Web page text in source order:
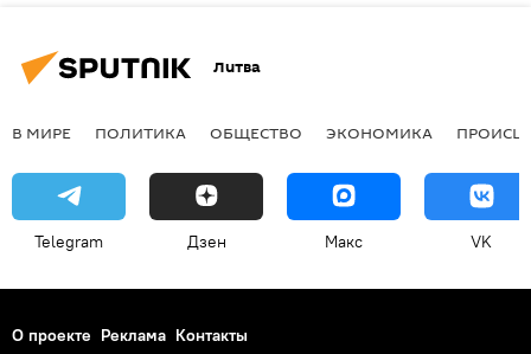
Литва
В МИРЕ ПОЛИТИКА ОБЩЕСТВО ЭКОНОМИКА
Telegram Дзен Макс VK
О проекте Реклама Контакты